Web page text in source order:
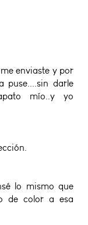
enviaste y por
puse....sin darle
mío..y yo
lo mismo que
de color a esa